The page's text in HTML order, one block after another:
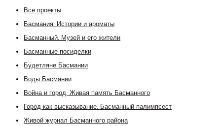
Все проекты
Басмания. Истории и ароматы
Басманный. Музей и его жители
Басманные посиделки
Будетляне Басмании
Воды Басмании
Война и город. Живая память Басманного
Город как высказывание. Басманный палимпсест
Живой журнал Басманного района